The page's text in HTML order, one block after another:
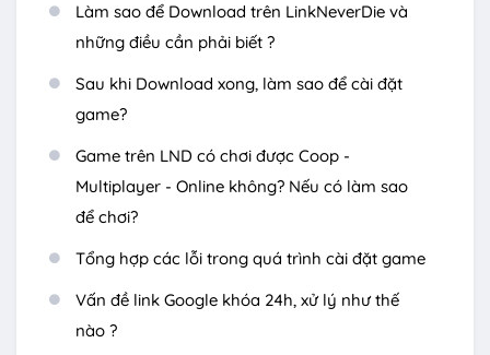
Làm sao để Download trên LinkNeverDie và
những điều cần phải biết ?
Sau khi Download xong, làm sao để cài đặt
game?
Game trên LND có chơi được Coop -
Multiplayer - Online không? Nếu có làm sao
để chơi?
Tổng hợp các lỗi trong quá trình cài đặt game
Vấn đề link Google khóa 24h, xử lý như thế
nào ?